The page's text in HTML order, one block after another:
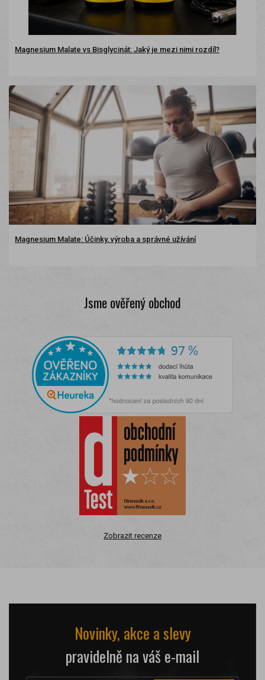
Magnesium Malate vs Bisglycinát: Jaký je mezi nimi rozdíl?
Magnesium Malate: Účinky, výroba a správné užívání
Jsme ověřený obchod
Zobrazit recenze
Novinky, akce a slevy
pravidelně na váš e-mail